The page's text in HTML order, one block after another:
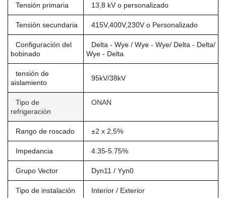
Tensión primaria 13,8 kV o personalizado
Tensión secundaria 415V,400V,230V o Personalizado
Configuración del
bobinado
Delta - Wye / Wye - Wye/ Delta - Delta/
Wye - Delta
tensión de
aislamiento
95kV/38kV
Tipo de
refrigeración
ONAN
Rango de roscado ±2 x 2,5%
Impedancia 4.35-5.75%
Grupo Vector Dyn11 / Yyn0
Tipo de instalación Interior / Exterior